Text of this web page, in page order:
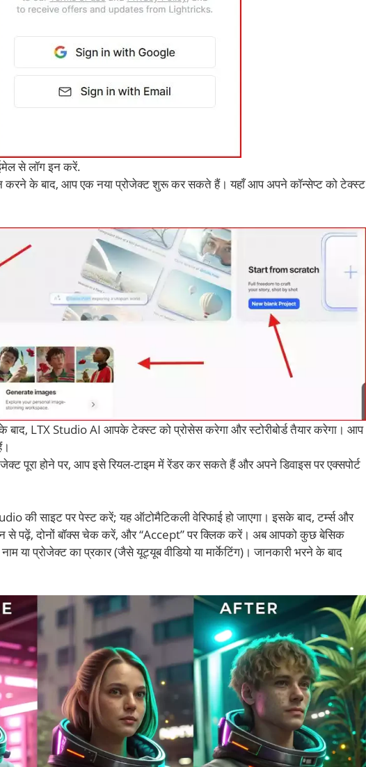
से लॉग इन करें.
करने के बाद, आप एक नया प्रोजेक्ट शुरू कर सकते हैं। यहाँ आप अपने कॉन्सेप्ट को टेक्स्ट
बाद, LTX Studio AI आपके टेक्स्ट को प्रोसेस करेगा और स्टोरीबोर्ड तैयार करेगा। आप
पूरा होने पर, आप इसे रियल-टाइम में रेंडर कर सकते हैं और अपने डिवाइस पर एक्सपोर्ट
की साइट पर पेस्ट करें; यह ऑटोमैटिकली वेरिफाई हो जाएगा। इसके बाद, टर्म्स और
से पढ़ें, दोनों बॉक्स चेक करें, और “Accept” पर क्लिक करें। अब आपको कुछ बेसिक
या प्रोजेक्ट का प्रकार (जैसे यूट्यूब वीडियो या मार्केटिंग)। जानकारी भरने के बाद